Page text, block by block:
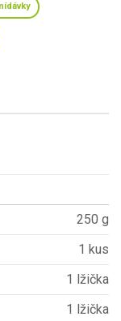
250 g
1 kus
1 lžička
1 lžička